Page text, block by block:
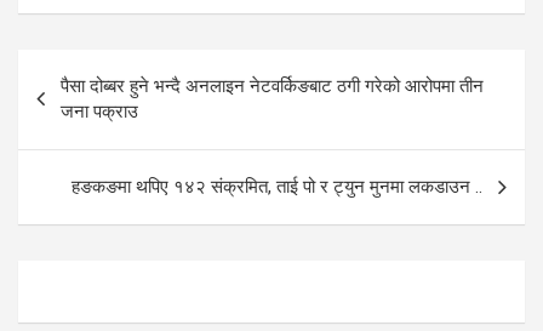
Post
navigation
पैसा दोब्बर हुने भन्दै अनलाइन नेटवर्किङबाट ठगी गरेको आरोपमा तीन
जना पक्राउ
हङकङमा थपिए १४२ संक्रमित, ताई पो र ट्युन मुनमा लकडाउन ..